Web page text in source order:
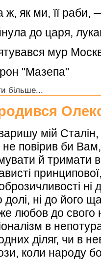
ж, як ми, її раби,
до царя,
мур
"Мазепа"
більше...
мій
не повірив би
й тримати
ні
долі, ні до його
любов до свого
в
діляг, чи в
коли народу